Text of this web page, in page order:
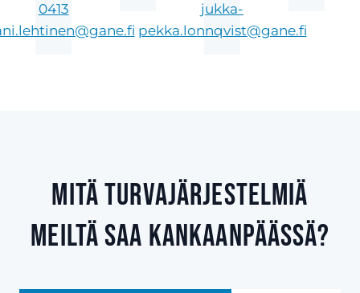
0413
jukka-
pekka.lonnqvist@gane.fi
Mitä turvajärjestelmiä
meiltä saa Kankaanpäässä?